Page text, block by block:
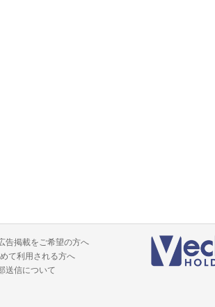
告掲載をご希望の方へ
て利用される方へ
送信について